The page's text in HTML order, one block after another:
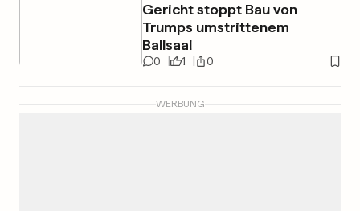
Gericht stoppt Bau von
Trumps umstrittenem
Ballsaal
0 1 0
WERBUNG